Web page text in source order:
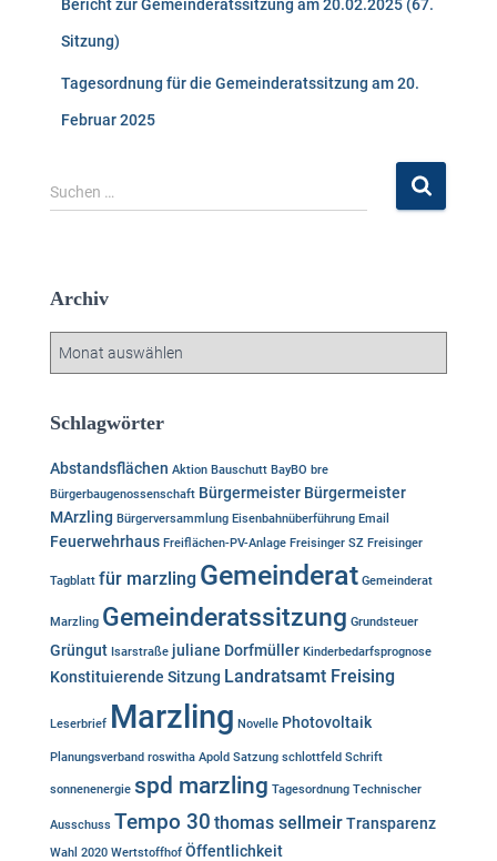
Bericht zur Gemeinderatssitzung am 20.02.2025 (67.
Sitzung)
Tagesordnung für die Gemeinderatssitzung am 20.
Februar 2025
S
u
n
n
c
:
Suchen …
Archiv
h
v
Schlagwörter
Abstandsflächen Aktion Bauschutt BayBO bre
Bürgerbaugenossenschaft Bürgermeister Bürgermeister
MArzling Bürgerversammlung Eisenbahnüberführung Email
Feuerwehrhaus Freiflächen-PV-Anlage Freisinger SZ Freisinger
Tagblatt für marzling Gemeinderat Gemeinderat
Marzling Gemeinderatssitzung Grundsteuer
Grüngut Isarstraße juliane Dorfmüller Kinderbedarfsprognose
Konstituierende Sitzung Landratsamt Freising
Leserbrief Marzling Novelle Photovoltaik
Planungsverband roswitha Apold Satzung schlottfeld Schrift
sonnenenergie spd marzling Tagesordnung Technischer
Ausschuss Tempo 30 thomas sellmeirTransparenz
Wahl 2020 Wertstoffhof Öffentlichkeit